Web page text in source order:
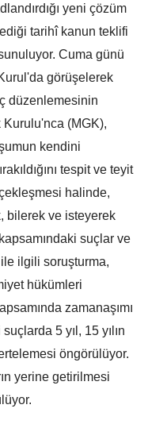
yeni çözüm
tarihî kanun teklifi
Cuma günü
görüşelerek
düzenlemesinin
(MGK),
kendini
tespit ve teyit
halinde,
bilerek ve isteyerek
suçlar ve
ilgili soruşturma,
hükümleri
zamanaşımı
5 yıl, 15 yılın
öngörülüyor.
yerine getirilmesi